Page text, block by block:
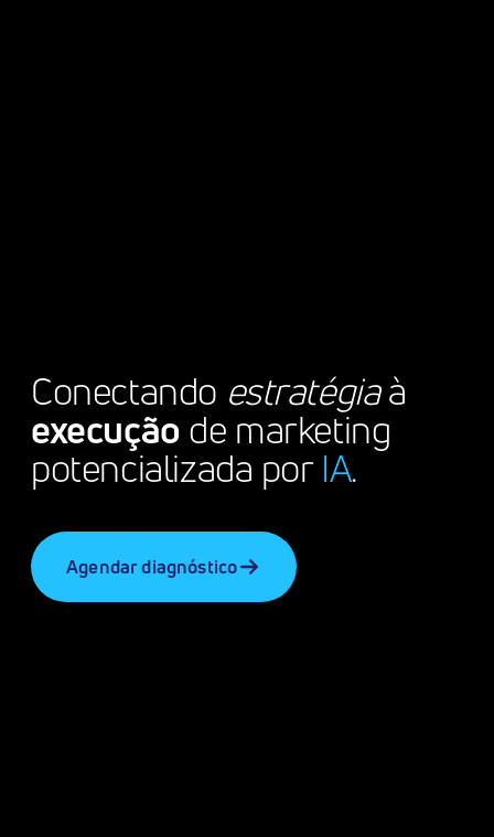
Conectando estratégiaà
execução de marketing
potencializada porIA.
Agendar diagnóstico